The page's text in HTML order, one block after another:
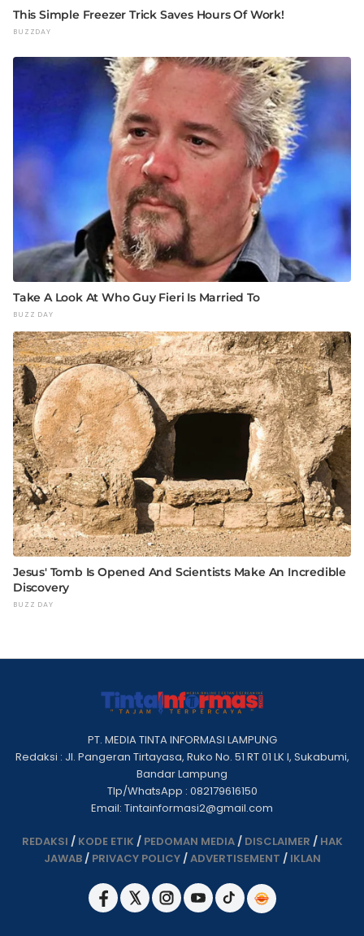
PT. MEDIA TINTA INFORMASI LAMPUNG
Redaksi : Jl. Pangeran Tirtayasa, Ruko No. 51 RT 01 LK I, Sukabumi,
Bandar Lampung
Tlp/WhatsApp : 082179616150
Email: Tintainformasi2@gmail.com
REDAKSI / KODE ETIK / PEDOMAN MEDIA/ DISCLAIMER / HAK
JAWAB/ PRIVACY POLICY/ADVERTISEMENT / IKLAN